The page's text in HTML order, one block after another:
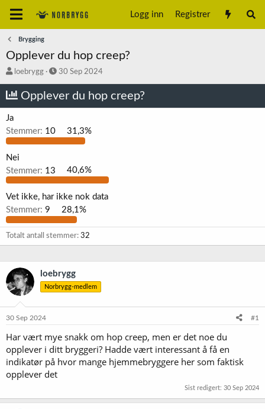
Logg inn Registrer
Brygging
Opplever du hop creep?
T
å
a
r
t
e
r
loebrygg
S
a
t
30 Sep 2024
Opplever du hop creep?
Ja
Stemmer: 10 31,3%
Nei
Stemmer: 13 40,6%
Vet ikke, har ikke nok data
Stemmer: 9 28,1%
Totalt antall stemmer 32
loebrygg
Norbrygg-medlem
30 Sep 2024 #1
Har vært mye snakk om hop creep, men er det noe du
opplever i ditt bryggeri? Hadde vært interessant å få en
indikatør på hvor mange hjemmebryggere her som faktisk
opplever det
Sist redigert: 30 Sep 2024